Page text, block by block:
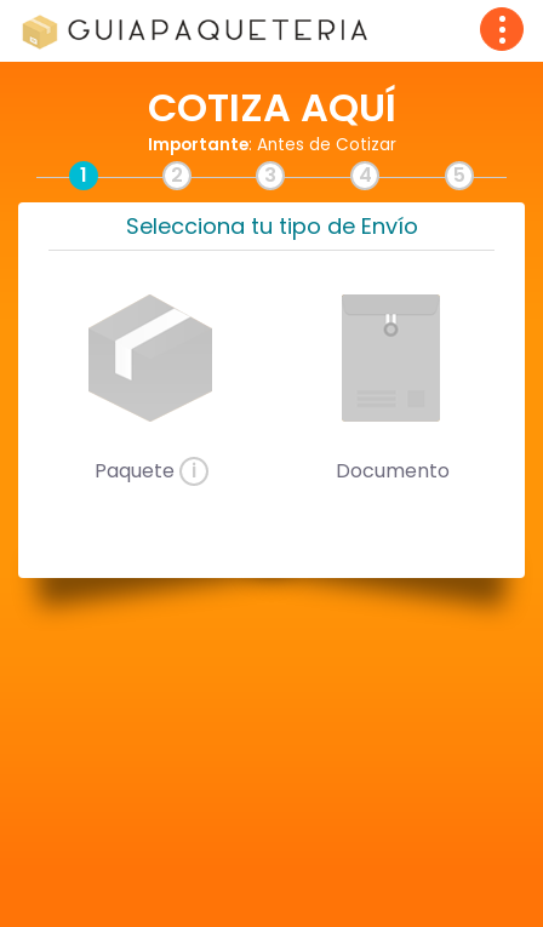
COTIZA AQUÍ
Importante: Antes de Cotizar
1 2 3 4 5
Selecciona tu tipo de Envío
Paquete i Documento